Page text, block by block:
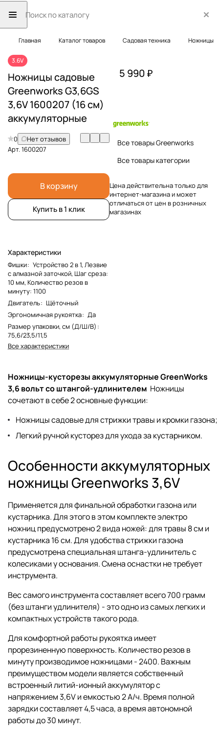
Главная Каталог товаров Садовая техника Ножницы
3.6V
Ножницы садовые
Greenworks G3,6GS
3,6V 1600207 (16 см)
аккумуляторные
0
Нет отзывов
Арт.1600207
В корзину
Купить в 1 клик
Характеристики
Фишки: Устройство 2 в 1, Лезвие
с алмазной заточкой, Шаг среза:
10 мм, Количество резов в
минуту: 1100
Двигатель: Щёточный
Эргономичная рукоятка: Да
Размер упаковки, см (Д/Ш/В) :
75,6/23,5/11,5
Все характеристики
5 990 ₽
Все товары Greenworks
Все товары категории
Цена действительна только для
интернет-магазина и может
отличаться от цен в розничных
магазинах
Ножницы-кусторезы аккумуляторные GreenWorks
3,6 вольт со штангой-удлинителем Ножницы
сочетают в себе 2 основные функции:
Ножницы садовые для стрижки травы и кромки газона;
Легкий ручной кусторез для ухода за кустарником.
Особенности аккумуляторных
ножницы Greenworks 3,6V
Применяется для финальной обработки газона или
кустарника. Для этого в этом комплекте электро
ножниц предусмотрено 2 вида ножей: для травы 8 см и
кустарника 16 см. Для удобства стрижки газона
предусмотрена специальная штанга-удлинитель с
колесиками у основания. Смена оснастки не требует
инструмента.
Вес самого инструмента составляет всего 700 грамм
(без штанги удлинителя) - это одно из самых легких и
компактных устройств такого рода.
Для комфортной работы рукоятка имеет
прорезиненную поверхность. Количество резов в
минуту производимое ножницами - 2400. Важным
преимуществом модели является собственный
встроенный литий-ионный аккумулятор с
напряжением 3,6V и емкостью 2 А/ч. Время полной
зарядки составляет 4,5 часа, а время автономной
работы до 30 минут.